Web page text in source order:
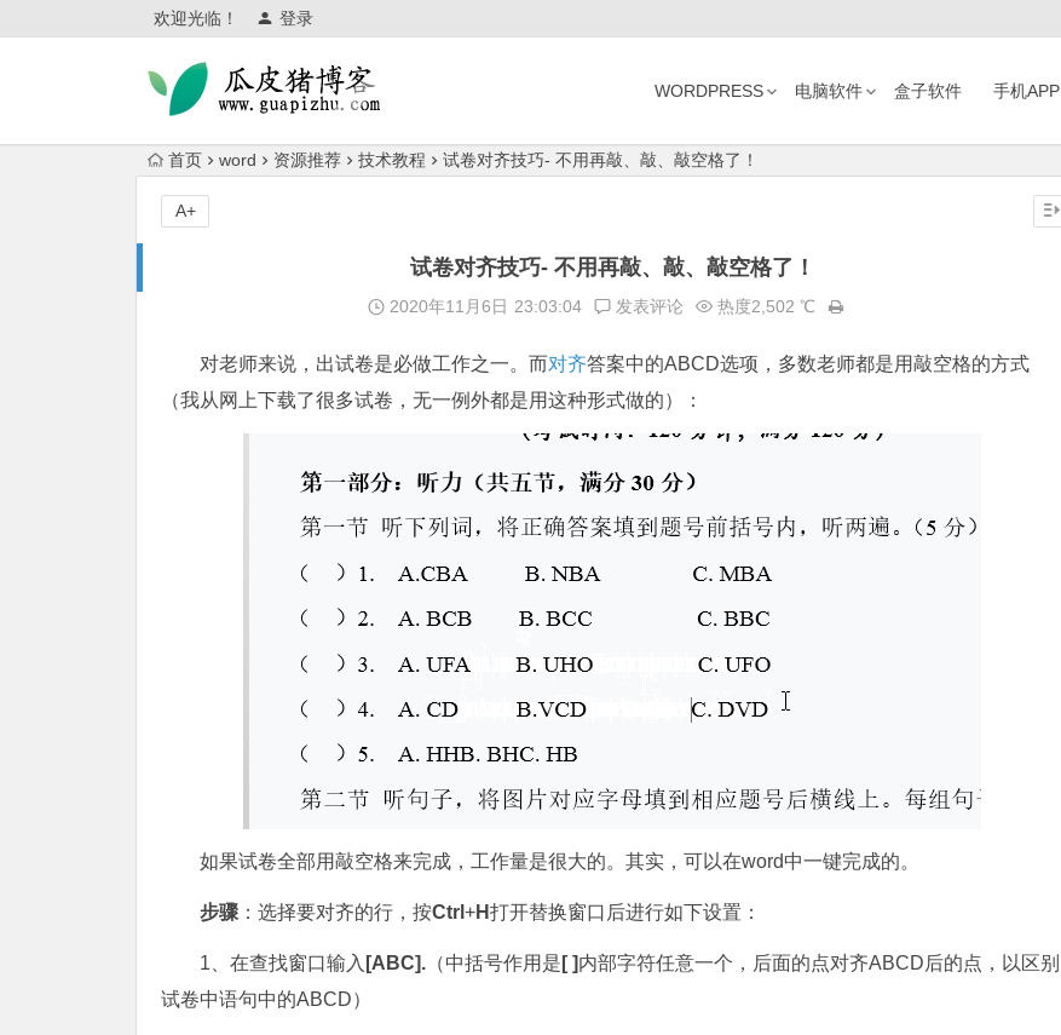
欢迎光临！ 登录
WORDPRESS 电脑软件 盒子软件 手机APP
首页 word 资源推荐 技术教程 试卷对齐技巧- 不用再敲、敲、敲空格了！
试卷对齐技巧- 不用再敲、敲、敲空格了！
2020年11月6日 23:03:04 发表评论 热度2,502 ℃
对老师来说，出试卷是必做工作之一。而对齐答案中的ABCD选项，多数老师都是用敲空格的方式
（我从网上下载了很多试卷，无一例外都是用这种形式做的）：
如果试卷全部用敲空格来完成，工作量是很大的。其实，可以在word中一键完成的。
步骤 ：选择要对齐的行，按Ctrl +H打开替换窗口后进行如下设置：
1、在查找窗口输入 [ABC]. （中括号作用是 [ ]内部字符任意一个，后面的点对齐ABCD后的点，以区别
试卷中语句中的ABCD）
A+